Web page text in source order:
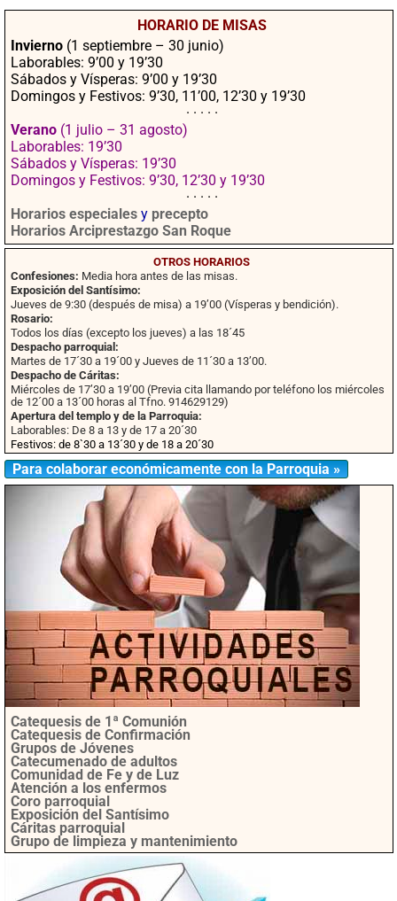
ebo
ter
tsA
pp
ail
mpa
rtir
HORARIO DE MISAS
Invierno (1 septiembre – 30 junio)
Laborables: 9’00 y 19’30
Sábados y Vísperas: 9’00 y 19’30
Domingos y Festivos: 9’30, 11’00, 12’30 y 19’30
· · · · ·
Verano (1 julio – 31 agosto)
Laborables: 19’30
Sábados y Vísperas: 19’30
Domingos y Festivos: 9’30, 12’30 y 19’30
· · · · ·
Horarios especiales y precepto
Horarios Arciprestazgo San Roque
OTROS HORARIOS
Confesiones: Media hora antes de las misas.
Exposición del Santísimo:
Jueves de 9:30 (después de misa) a 19’00 (Vísperas y bendición).
Rosario:
Todos los días (excepto los jueves) a las 18´45
Despacho parroquial:
Martes de 17´30 a 19´00 y Jueves de 11´30 a 13’00.
Despacho de Cáritas:
Miércoles de 17’30 a 19’00 (Previa cita llamando por teléfono los miércoles
de 12´00 a 13´00 horas al Tfno. 914629129)
Apertura del templo y de la Parroquia:
Laborables: De 8 a 13 y de 17 a 20´30
Festivos: de 8`30 a 13´30 y de 18 a 20´30
Para colaborar económicamente con la Parroquia »
Catequesis de 1ª Comunión
Catequesis de Confirmación
Grupos de Jóvenes
Catecumenado de adultos
Comunidad de Fe y de Luz
Atención a los enfermos
Coro parroquial
Exposición del Santísimo
Cáritas parroquial
Grupo de limpieza y mantenimiento